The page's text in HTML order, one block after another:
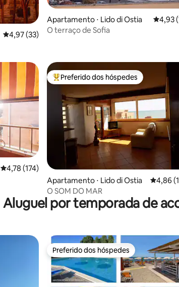
4,97 de uma avaliação média de 5, 33 avaliações
4,97 (33)
Apartamento ⋅ Lido di Ostia 4,93
4,93
O terraço de Sofia
4,78 de uma avaliação média de 5, 174 avaliações
4,78 (174)
Entre os melhores preferidos dos
Preferido dos hóspedes
Apartamento ⋅ Lido di Ostia 4,86 de
4,86
O SOM DO MAR
Aluguel por temporada de
Preferido dos hóspedes
Preferido dos hóspedes